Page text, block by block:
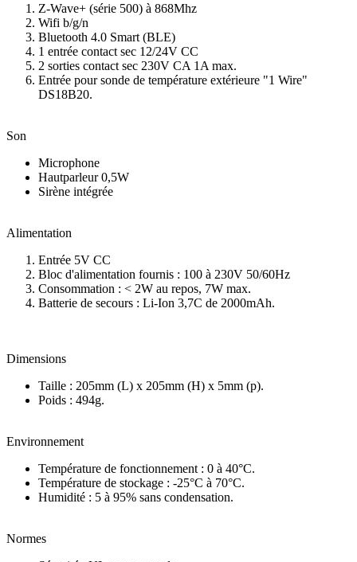
Z-Wave+ (série 500) à 868Mhz
Wifi b/g/n
Bluetooth 4.0 Smart (BLE)
1 entrée contact sec 12/24V CC
2 sorties contact sec 230V CA 1A max.
Entrée pour sonde de température extérieure "1 Wire"
DS18B20.
Son
Microphone
Hautparleur 0,5W
Sirène intégrée
Alimentation
Entrée 5V CC
Bloc d'alimentation fournis : 100 à 230V 50/60Hz
Consommation : < 2W au repos, 7W max.
Batterie de secours : Li-Ion 3,7C de 2000mAh.
Dimensions
Taille : 205mm (L) x 205mm (H) x 5mm (p).
Poids : 494g.
Environnement
Température de fonctionnement : 0 à 40°C.
Température de stockage : -25°C à 70°C.
Humidité : 5 à 95% sans condensation.
Normes